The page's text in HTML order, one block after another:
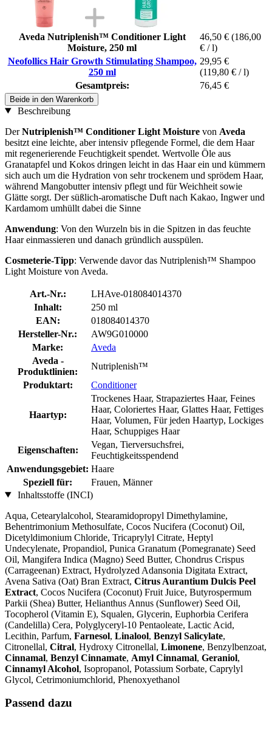
Aveda Nutriplenish™ Conditioner Light
Moisture, 250 ml
46,50 € (186,00
€ / l)
Neofollics Hair Growth Stimulating Shampoo,
250 ml
29,95 €
(119,80 € / l)
Gesamtpreis:
76,45 €
Beide in den Warenkorb
Beschreibung
DerNutriplenish™ Conditioner Light Moisture von Aveda
besitzt eine leichte, aber intensiv pflegende Formel, die dem Haar
mit regenerierende Feuchtigkeit spendet. Wertvolle Öle aus
Granatapfel und Kokos dringen leicht in das Haar ein und kümmern
sich auch um die Hydration von sehr trockenem und sprödem Haar,
während Mangobutter intensiv pflegt und für Weichheit sowie
Glätte sorgt. Der süßlich-aromatische Duft nach Kakao, Ingwer und
Kardamom umhüllt dabei die Sinne
Anwendung: Von den Wurzeln bis in die Spitzen in das feuchte
Haar einmassieren und danach gründlich ausspülen.
Cosmeterie-Tipp: Verwende davor das Nutriplenish™ Shampoo
Light Moisture von Aveda.
Art.-Nr.:
LHAve-018084014370
Inhalt:
250 ml
EAN:
018084014370
Hersteller-Nr.:
AW9G010000
Marke:
Aveda
Aveda -
Produktlinien:
Nutriplenish™
Produktart:
Conditioner
Haartyp:
Trockenes Haar, Strapaziertes Haar, Feines
Haar, Coloriertes Haar, Glattes Haar, Fettiges
Haar, Volumen, Für jeden Haartyp, Lockiges
Haar, Schuppiges Haar
Eigenschaften:
Vegan, Tierversuchsfrei,
Feuchtigkeitsspendend
Anwendungsgebiet: Haare
Speziell für:
Frauen, Männer
Inhaltsstoffe (INCI)
Aqua, Cetearylalcohol, Stearamidopropyl Dimethylamine,
Behentrimonium Methosulfate, Cocos Nucifera (Coconut) Oil,
Dicetyldimonium Chloride, Tricaprylyl Citrate, Heptyl
Undecylenate, Propandiol, Punica Granatum (Pomegranate) Seed
Oil, Mangifera Indica (Magno) Seed Butter, Chondrus Crispus
(Carrageenan) Extract, Hydrolyzed Adansonia Digitata Extract,
Avena Sativa (Oat) Bran Extract, Citrus Aurantium Dulcis Peel
Extract, Cocos Nucifera (Coconut) Fruit Juice, Butyrospermum
Parkii (Shea) Butter, Helianthus Annus (Sunflower) Seed Oil,
Tocopherol (Vitamin E), Squalen, Glycerin, Euphorbia Cerifera
(Candelilla) Cera, Polyglyceryl-10 Pentaoleate, Lactic Acid,
Lecithin, Parfum, Farnesol, Linalool, Benzyl Salicylate,
Citronellal, Citral, Hydroxy Citronellal, Limonene, Benzylbenzoat,
Cinnamal, Benzyl Cinnamate, Amyl Cinnamal, Geraniol,
Cinnamyl Alcohol, Isopropanol, Potassium Sorbate, Caprylyl
Glycol, Cetrimoniumchlorid, Phenoxyethanol
Passend dazu